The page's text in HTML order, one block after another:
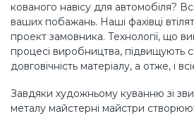
кованого навісу для автомобіля?
ваших побажань. Наші фахівці
проект замовника. Технології, що
процесі виробництва, підвищують
довговічність матеріалу, а отже, і
Завдяки художньому куванню зі
металу майстерні майстри